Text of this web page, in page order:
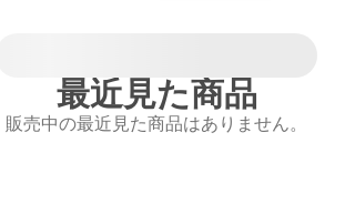
最近見た商品
販売中の最近見た商品はありません。